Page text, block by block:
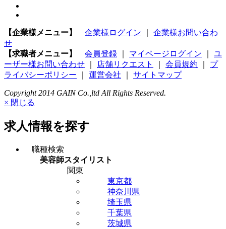
【企業様メニュー】 企業様ログイン
企業様お問い合わ
せ
【求職者メニュー】
会員登録 マイページログイン
ユ
ーザー様お問い合わせ
店舗リクエスト 会員規約
プ
ライバシーポリシー
運営会社 サイトマップ
Copyright 2014 GAIN Co.,ltd All Rights Reserved.
× 閉じる
求人情報を探す
職種検索
美容師スタイリスト
関東
東京都
神奈川県
埼玉県
千葉県
茨城県